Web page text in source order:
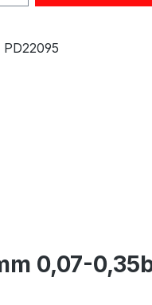
PD22095
0,07-